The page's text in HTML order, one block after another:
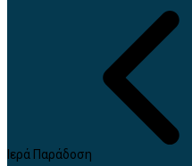
Ιερά Παράδοση